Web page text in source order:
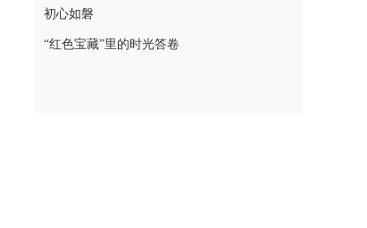
初心如磐
“红色宝藏”里的时光答卷